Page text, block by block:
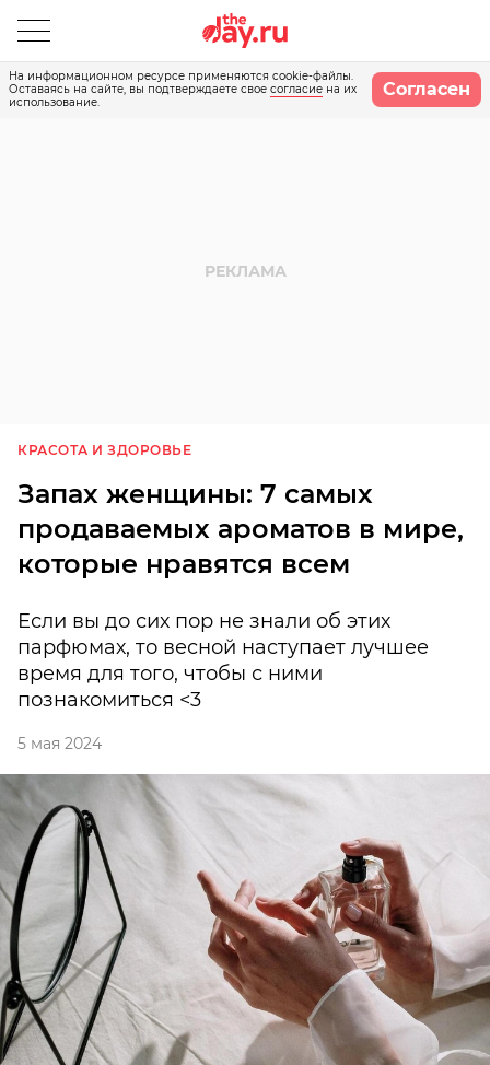
На информационном ресурсе применяются cookie-файлы.
Оставаясь на сайте, вы подтверждаете свое согласие на их
использование.
Согласен
КРАСОТА И ЗДОРОВЬЕ
Запах женщины: 7 самых
продаваемых ароматов в мире,
которые нравятся всем
Если вы до сих пор не знали об этих
парфюмах, то весной наступает лучшее
время для того, чтобы с ними
познакомиться <3
5 мая 2024